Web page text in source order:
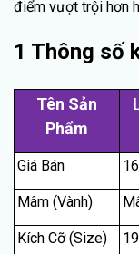
điểm vượt trội hơn
1 Thông số
Tên Sản
Phẩm
Giá Bán
Mâm (Vành)
Kích Cỡ (Size)